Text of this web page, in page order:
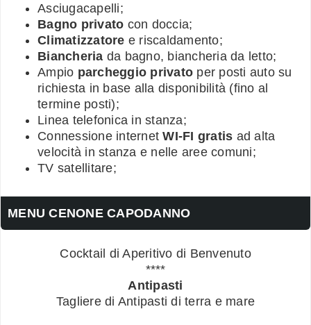
Asciugacapelli;
Bagno privato con doccia;
Climatizzatore e riscaldamento;
Biancheria da bagno, biancheria da letto;
Ampio parcheggio privato per posti auto su
richiesta in base alla disponibilità (fino al
termine posti);
Linea telefonica in stanza;
Connessione internetWI-FI gratis ad alta
velocità in stanza e nelle aree comuni;
TV satellitare;
MENU CENONE CAPODANNO
Cocktail di Aperitivo di Benvenuto
****
Antipasti
Tagliere di Antipasti di terra e mare